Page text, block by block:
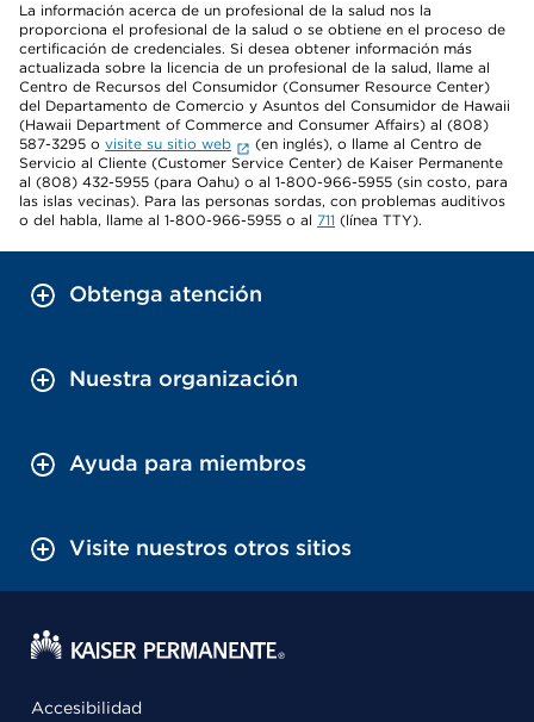
La información acerca de un profesional de la salud nos la
proporciona el profesional de la salud o se obtiene en el proceso de
certificación de credenciales. Si desea obtener información más
actualizada sobre la licencia de un profesional de la salud, llame al
Centro de Recursos del Consumidor (Consumer Resource Center)
del Departamento de Comercio y Asuntos del Consumidor de Hawaii
(Hawaii Department of Commerce and Consumer Affairs) al (808)
587-3295 o visite su sitio web
(en inglés), o llame al Centro de
Servicio al Cliente (Customer Service Center) de Kaiser Permanente
al (808) 432-5955 (para Oahu) o al 1-800-966-5955 (sin costo, para
las islas vecinas). Para las personas sordas, con problemas auditivos
o del habla, llame al 1-800-966-5955 o al 711 (línea TTY).
Obtenga atención
Nuestra organización
Ayuda para miembros
Visite nuestros otros sitios
Accesibilidad